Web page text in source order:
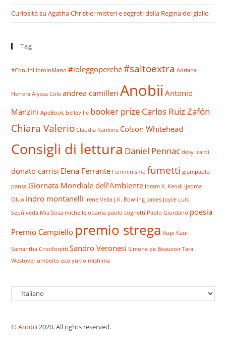
Curiosità su Agatha Christie: misteri e segreti della Regina del giallo
Tag
#ConUnLibroInMano #ioleggoperché#saltoextra Adriana
Herrera Alyssa Cole andrea camilleri Anobii Antonio
Manzini ApeBook belleville booker prize Carlos Ruiz Zafón
Chiara Valerio Claudia Rankine Colson Whitehead
Consigli di lettura Daniel Pennac desy icardi
donato carrisi Elena Ferrante Femminismo fumetti giampaolo
pansa Giornata Mondiale dell'Ambiente Ibram X. Kendi Ijeoma
Oluo indro montanelli Irene Vella J.K. Rowling James Joyce Luis
Sepúlveda Mia Sosa michelle obama paolo cognetti Paolo Giordano poesia
Premio Campiello premio strega Rupi Kaur
Samantha Cristiforetti Sandro Veronesi Simone de Beauvoir Tara
Westover umberto eco yukio mishima
Scegli
©Anobii2020. All rights reserved.